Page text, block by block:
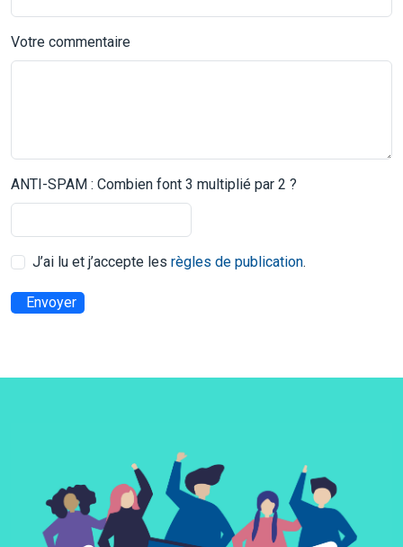
Votre commentaire
ANTI-SPAM : Combien font 3 multiplié par 2 ?
J’ai lu et j’accepte les règles de publication.
Envoyer